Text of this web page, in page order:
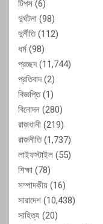
টিপস (6)
দুর্ঘটনা (98)
দুর্নীতি(112)
ধর্ম(98)
প্রচ্ছদ(11,744)
প্রতিবাদ(2)
বিজ্ঞপ্তি(1)
বিনোদন (280)
রাজধানী (219)
রাজনীতি(1,737)
লাইফস্টাইল (55)
শিক্ষা (78)
সম্পাদকীয় (16)
সারাদেশ (10,438)
সাহিত্য (20)